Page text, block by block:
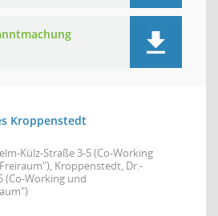
Kroppenstedt
Külz-Straße 3-5 (Co-Working
Kroppenstedt, Dr.-
(Co-Working und